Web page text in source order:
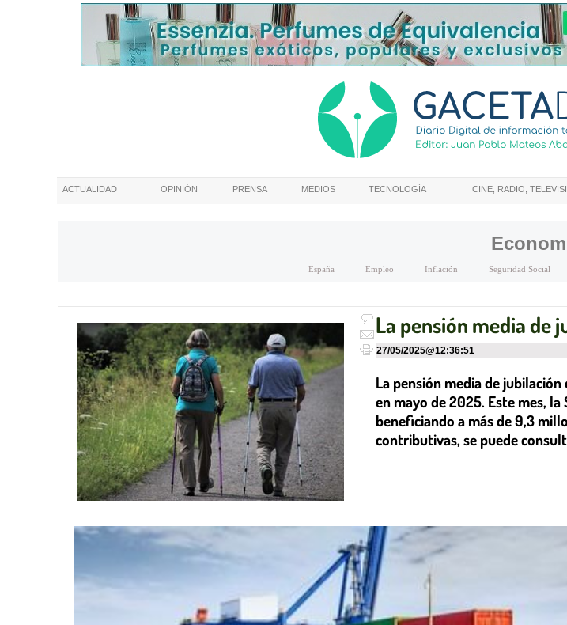
ACTUALIDAD OPINIÓN PRENSA MEDIOS TECNOLOGÍA CINE, RADIO,
España Empleo Inflación Seguridad Social
La pensión media de
27/05/2025@12:36:51
La pensión media de
en mayo de 2025. Este mes,
beneficiando a más de 9,3
contributivas, se puede